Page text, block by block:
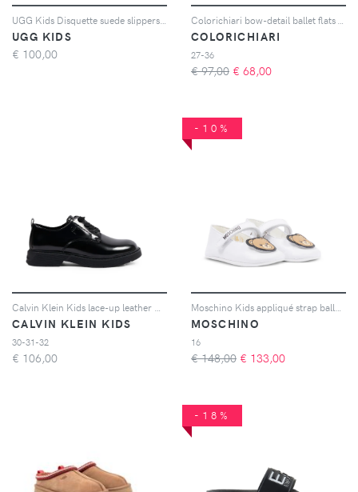
UGG KIDS
€ 100,00
COLORICHIARI
27-36
€ 97,00 € 68,00
CALVIN KLEIN KIDS
30-31-32
€ 106,00
-10%
MOSCHINO
16
€ 148,00 € 133,00
-18%